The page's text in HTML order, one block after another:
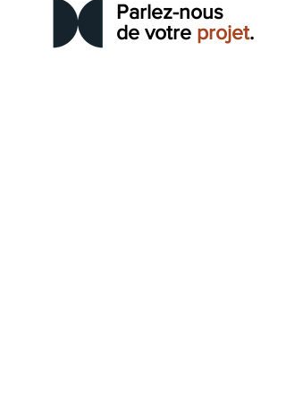
Parlez-nous
de votre projet.